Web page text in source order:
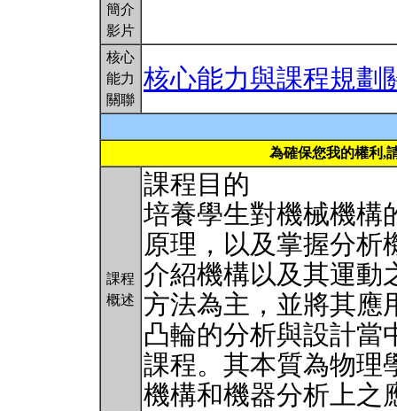
簡介
影片
核心
能力
關聯
核心能力與課程規劃
為確保您我的權利,
課程
概述
課程目的
培養學生對機械機構
原理，以及掌握分析
介紹機構以及其運動
方法為主，並將其應
凸輪的分析與設計當
課程。其本質為物理
機構和機器分析上之